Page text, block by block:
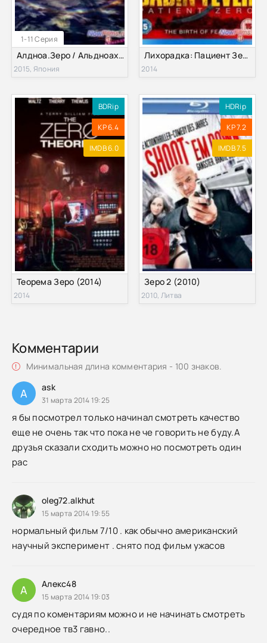
1-11 Серия
Алдноа.Зеро / Альдноах.Зеро (2 Сезон) (2015)
2015, Япония
Лихорадка: Пациент Зеро (2014)
2014
BDRip
KP 6.4
IMDB 6.0
Теорема Зеро (2014)
2014
HDRip
KP 7.2
IMDB 7.5
Зеро 2 (2010)
2010, Литва
Комментарии
Минимальная длина комментария - 100 знаков.
A ask
31 марта 2014 19:25
я бы посмотрел только начинал смотреть качество
еще не очень так что пока не че говорить не буду.А
друзья сказали сходить можно но посмотреть один
рас
oleg72.alkhut
15 марта 2014 19:55
нормальный фильм 7/10 . как обычно американский
научный эксперимент . снято под фильм ужасов
А Алекс48
15 марта 2014 19:03
судя по коментариям можно и не начинать смотреть
очередное тв3 гавно..